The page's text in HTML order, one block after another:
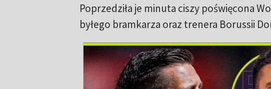
Poprzedziła je minuta ciszy poświęcona
byłego bramkarza oraz trenera Borussii